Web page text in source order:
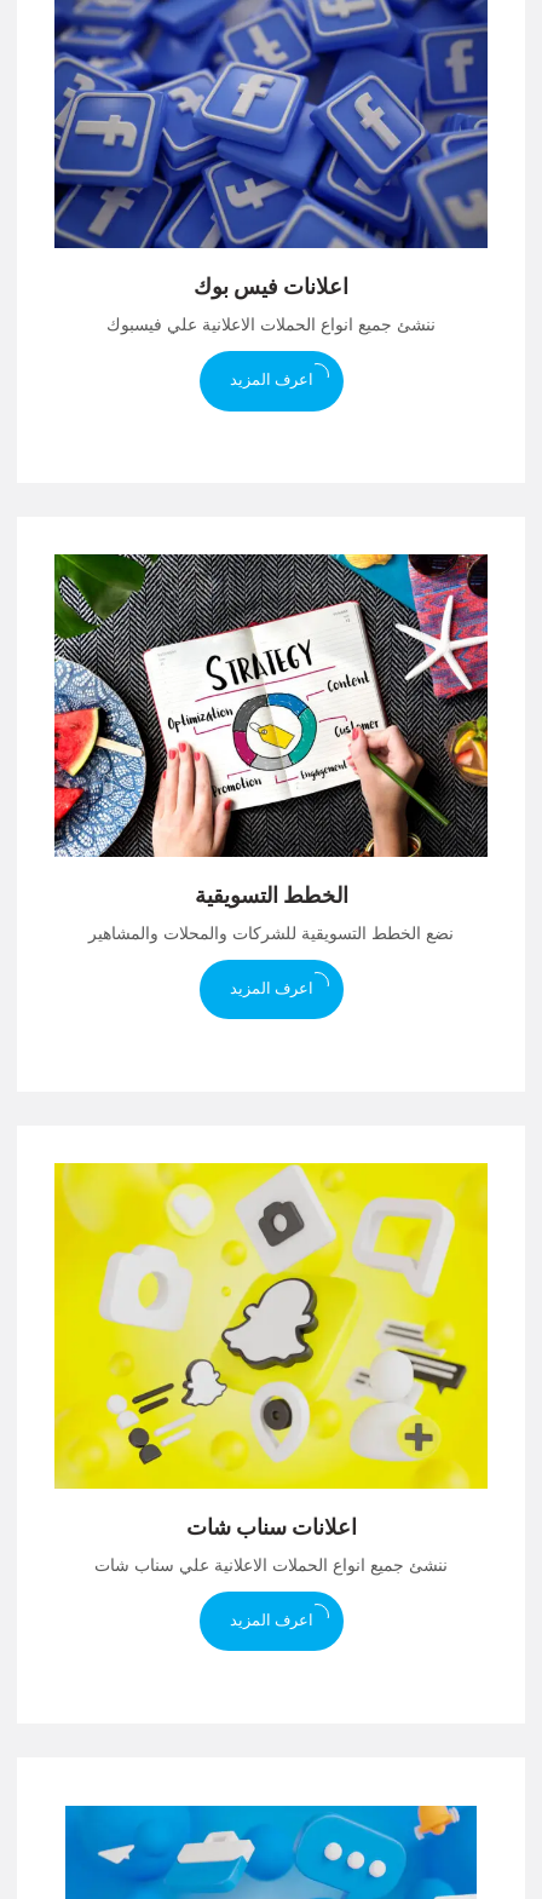
اعلانات فيس بوك
ننشئ جميع انواع الحملات الاعلانية علي فيسبوك
اعرف المزيد
الخطط التسويقية
نضع الخطط التسويقية للشركات والمحلات والمشاهير
اعرف المزيد
اعلانات سناب شات
ننشئ جميع انواع الحملات الاعلانية علي سناب شات
اعرف المزيد